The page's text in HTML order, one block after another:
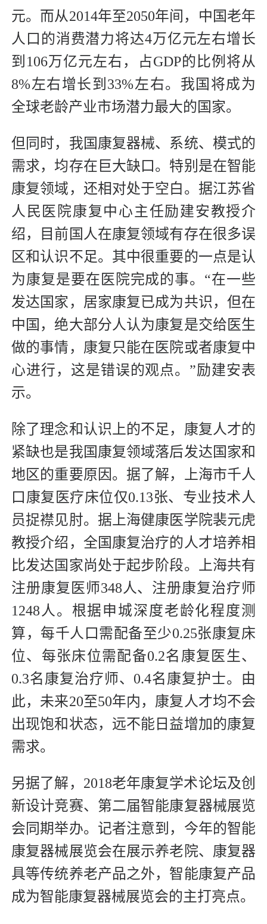
元。而从2014年至2050年间，中国老年
人口的消费潜力将达4万亿元左右增长
到106万亿元左右，占GDP的比例将从
8%左右增长到33%左右。我国将成为
全球老龄产业市场潜力最大的国家。
但同时，我国康复器械、系统、模式的
需求，均存在巨大缺口。特别是在智能
康复领域，还相对处于空白。据江苏省
人民医院康复中心主任励建安教授介
绍，目前国人在康复领域有存在很多误
区和认识不足。其中很重要的一点是认
为康复是要在医院完成的事。“在一些
发达国家，居家康复已成为共识，但在
中国，绝大部分人认为康复是交给医生
做的事情，康复只能在医院或者康复中
心进行，这是错误的观点。”励建安表
示。
除了理念和认识上的不足，康复人才的
紧缺也是我国康复领域落后发达国家和
地区的重要原因。据了解，上海市千人
口康复医疗床位仅0.13张、专业技术人
员捉襟见肘。据上海健康医学院裴元虎
教授介绍，全国康复治疗的人才培养相
比发达国家尚处于起步阶段。上海共有
注册康复医师348人、注册康复治疗师
1248人。根据申城深度老龄化程度测
算，每千人口需配备至少0.25张康复床
位、每张床位需配备0.2名康复医生、
0.3名康复治疗师、0.4名康复护士。由
此，未来20至50年内，康复人才均不会
出现饱和状态，远不能日益增加的康复
需求。
另据了解，2018老年康复学术论坛及创
新设计竞赛、第二届智能康复器械展览
会同期举办。记者注意到，今年的智能
康复器械展览会在展示养老院、康复器
具等传统养老产品之外，智能康复产品
成为智能康复器械展览会的主打亮点。